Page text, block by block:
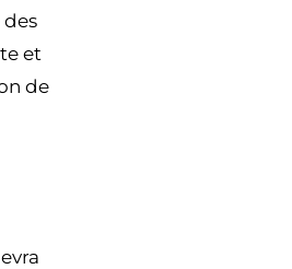
des
et
de